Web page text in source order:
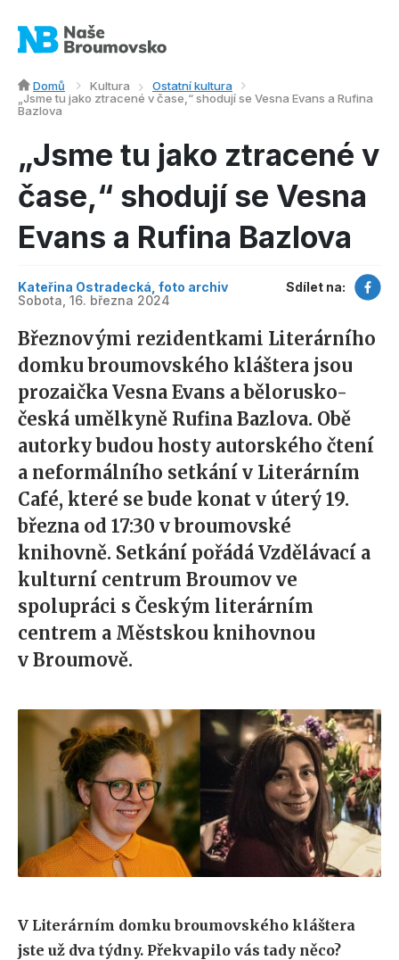
Domů Kultura
Ostatní kultura
„Jsme tu jako ztracené v čase,“ shodují se Vesna Evans a Rufina
Bazlova
„Jsme tu jako ztracené v
čase,“ shodují se Vesna
Evans a Rufina Bazlova
Kateřina Ostradecká, foto archiv
Sobota, 16. března 2024
Sdílet na:
Březnovými rezidentkami Literárního
domku broumovského kláštera jsou
prozaička Vesna Evans a bělorusko-
česká umělkyně Rufina Bazlova. Obě
autorky budou hosty autorského čtení
a neformálního setkání v Literárním
Café, které se bude konat v úterý 19.
března od 17:30 v broumovské
knihovně. Setkání pořádá Vzdělávací a
kulturní centrum Broumov ve
spolupráci s Českým literárním
centrem a Městskou knihovnou
v Broumově.
V Literárním domku broumovského kláštera
jste už dva týdny. Překvapilo vás tady něco?